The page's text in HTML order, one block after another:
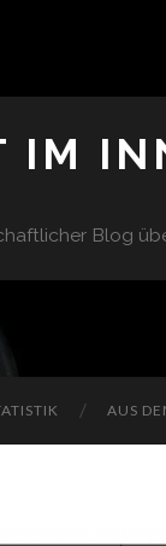
IM
Blog
AUS